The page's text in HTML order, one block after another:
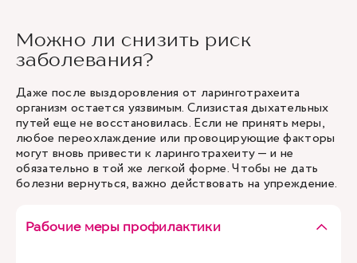
Можно ли снизить риск
заболевания?
Даже после выздоровления от ларинготрахеита
организм остается уязвимым. Слизистая дыхательных
путей еще не восстановилась. Если не принять меры,
любое переохлаждение или провоцирующие факторы
могут вновь привести к ларинготрахеиту — и не
обязательно в той же легкой форме. Чтобы не дать
болезни вернуться, важно действовать на упреждение.
Рабочие меры профилактики